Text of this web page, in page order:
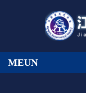
MEUN